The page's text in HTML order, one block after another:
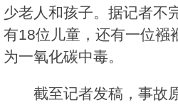
少老人和孩子。据记者不
有18位儿童，还有一位襁
为一氧化碳中毒。
截至记者发稿，事故